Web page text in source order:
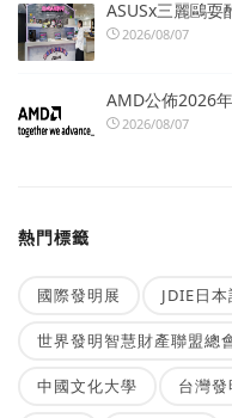
ASUSx三麗鷗耍
2026/08/07
AMD公佈2026
2026/08/07
熱門標籤
國際發明展 JDIE日
世界發明智慧財產聯盟總
中國文化大學 台灣